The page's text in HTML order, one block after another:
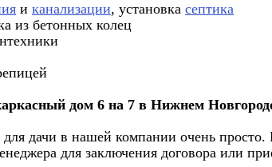
и канализации, установка септика
из бетонных колец
дом 6 на 7 в Нижнем
для дачи в нашей компании очень
для заключения договора или